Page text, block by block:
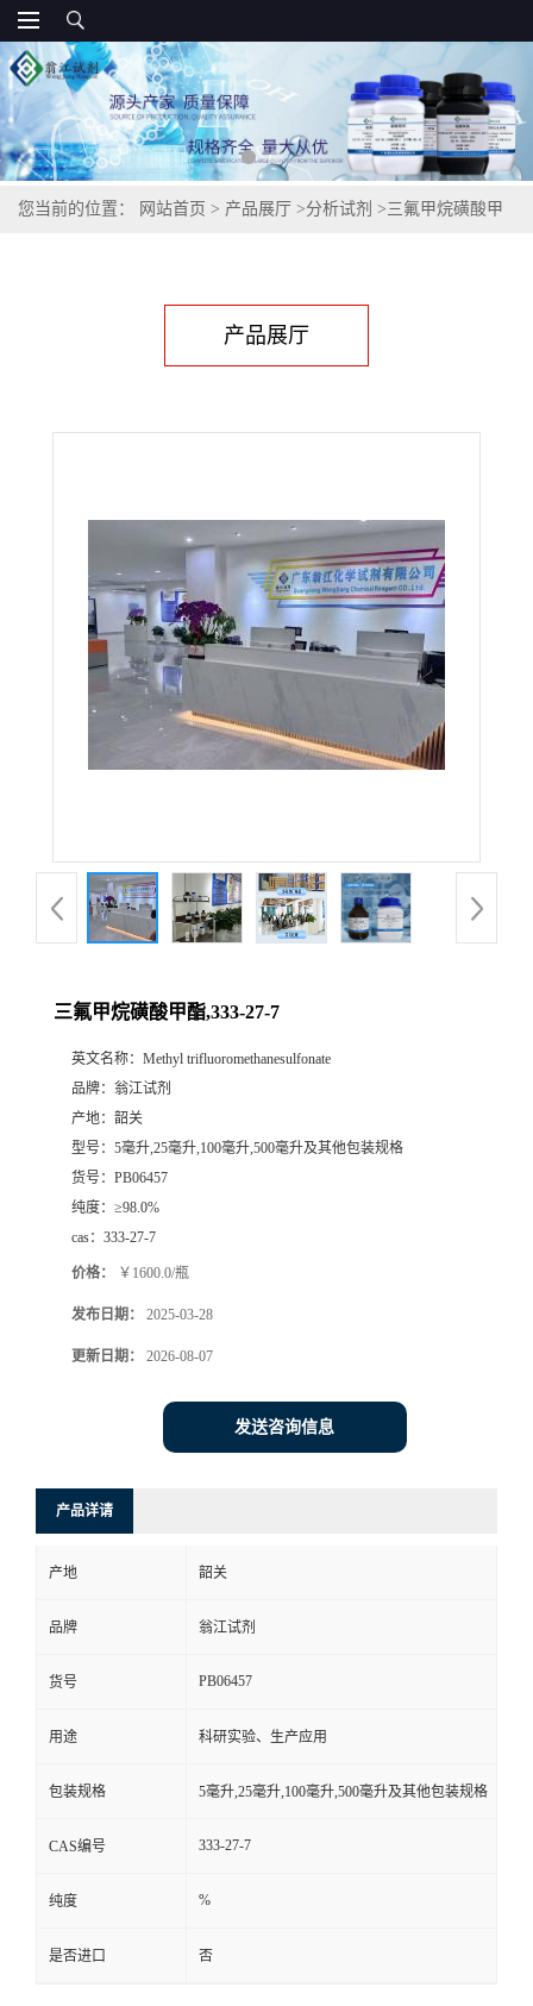
您当前的位置： 网站首页 > 产品展厅 >分析试剂 >三氟甲烷磺酸甲
产品展厅
三氟甲烷磺酸甲酯,333-27-7
英文名称： Methyl trifluoromethanesulfonate
品牌： 翁江试剂
产地： 韶关
型号： 5毫升,25毫升,100毫升,500毫升及其他包装规格
货号： PB06457
纯度： ≥98.0%
cas： 333-27-7
价格： ￥1600.0/瓶
发布日期： 2025-03-28
更新日期： 2026-08-07
发送咨询信息
产品详请
产地 韶关
品牌 翁江试剂
货号 PB06457
用途 科研实验、生产应用
包装规格 5毫升,25毫升,100毫升,500毫升及其他包装规格
CAS编号 333-27-7
纯度 %
是否进口 否